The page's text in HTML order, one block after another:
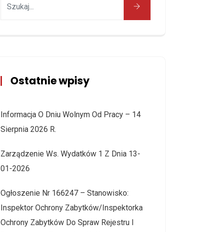
Ostatnie wpisy
Informacja O Dniu Wolnym Od Pracy – 14
Sierpnia 2026 R.
Zarządzenie Ws. Wydatków 1 Z Dnia 13-
01-2026
Ogłoszenie Nr 166247 – Stanowisko:
Inspektor Ochrony Zabytków/Inspektorka
Ochrony Zabytków Do Spraw Rejestru I